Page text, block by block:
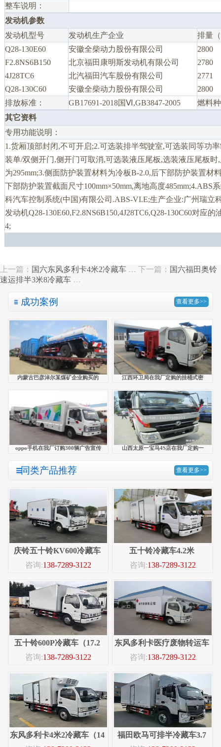
整车说明：
发动机参数
发动机型号
发动机生产企业
排量
Q28-130E60
F2.8NS6B150
4J28TC6
Q28-130C60
安徽全柴动力股份有限公司
北京福田康明斯发动机有限公司
北汽福田汽车股份有限公司
安徽全柴动力股份有限公司
2800
2780
2771
2800
排放标准：
GB17691-2018国Ⅵ,GB3847-2005
燃料
其它资料
专用功能说明：
1.货厢顶部封闭,不可开启;2.可选装排半驾驶室,可选装同等功
装单/双侧开门,侧开门可取消,可选装液压尾板,选装液压尾板
为295mm;3.侧面防护装置材料为冷板B-2.0,后下部防护装置材
下部防护装置截面尺寸100mm×50mm,离地高度485mm;4.ABS
科汽车控制系统(中国)有限公司.ABS-VI.E;生产企业:广州瑞立
发动机Q28-130E60,F2.8NS6B150,4J28TC6,Q28-130C60对应的
4;
上一篇： 国六东风多利卡4米2冷藏车 … 下一篇： 国六福田奥铃
速运排半3米8冷藏车 …
成功案例 查看更多>>
内蒙古巴彦淖尔某煤矿企业购买的 江西环卫局在我厂定购的挂桶式密
oppo手机在我厂订购300辆广告宣传 山西太原一宝马4S店在我厂定购一
同类产品推荐 查看更多>>
庆铃五十铃KV600冷藏车
4.2米
咨询:138-7289-3122
五十铃冷藏车4.2米
咨询:138-7289-3122
五十铃600P冷藏车（17.2
方）
咨询:138-7289-3122
东风多利卡医疗废物转运车
咨询:138-7289-3122
东风多利卡4米2冷藏车（14
福田欧马可排半冷藏车3.7